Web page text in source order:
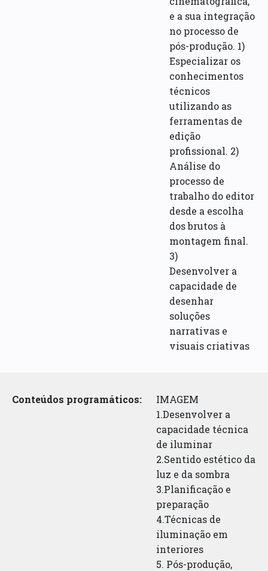
e a sua integração
no processo de
pós-produção. 1)
Especializar os
conhecimentos
técnicos
utilizando as
ferramentas de
edição
profissional. 2)
Análise do
processo de
trabalho do editor
desde a escolha
dos brutos à
montagem final.
3)
Desenvolver a
capacidade de
desenhar
soluções
narrativas e
visuais criativas
Conteúdos programáticos:
IMAGEM
1.Desenvolver a
capacidade técnica
de iluminar
2.Sentido estético da
luz e da sombra
3.Planificação e
preparação
4.Técnicas de
iluminação em
interiores
5. Pós-produção,